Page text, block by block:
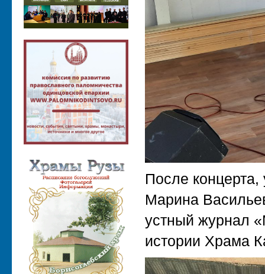
После концерта,
Марина
устный журнал
истории Храма